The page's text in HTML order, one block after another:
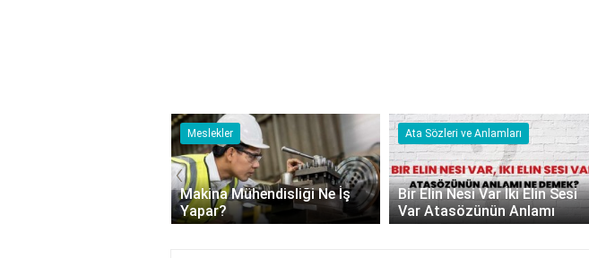
Meslekler
Makina Mühendisliği Ne İş
Yapar?
Ata Sözleri ve Anlamları
Bir Elin Nesi Var İki Elin Sesi
Var Atasözünün Anlamı
‹